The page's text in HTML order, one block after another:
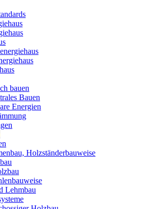
bauen
Bauen
Energien
Holzständerbauweise
Lehmbau